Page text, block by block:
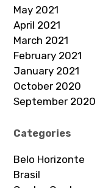
May 2021
April 2021
March 2021
February 2021
January 2021
October 2020
September 2020
Categories
Belo Horizonte
Brasil